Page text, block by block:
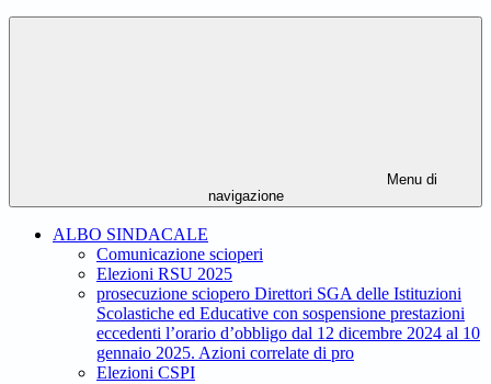
Menu di
navigazione
ALBO SINDACALE
Comunicazione scioperi
Elezioni RSU 2025
prosecuzione sciopero Direttori SGA delle Istituzioni
Scolastiche ed Educative con sospensione prestazioni
eccedenti l’orario d’obbligo dal 12 dicembre 2024 al 10
gennaio 2025. Azioni correlate di pro
Elezioni CSPI